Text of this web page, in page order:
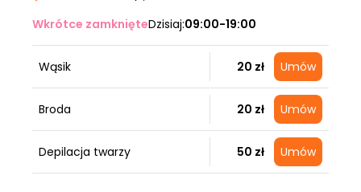
Wkrótce zamknięteDzisiaj:09:00-19:00
Wąsik 20 zł Umów
Broda 20 zł Umów
Depilacja twarzy 50 zł Umów